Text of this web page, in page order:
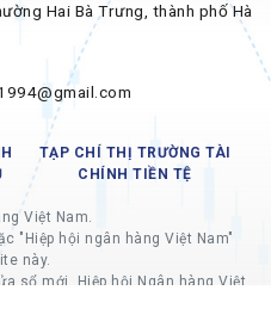
Hai Bà Trưng, thành phố Hà
TẠP CHÍ THỊ TRƯỜNG TÀI
CHÍNH TIỀN TỆ
Việt Nam.
"Hiệp hội ngân hàng Việt Nam"
này.
sổ mới, Hiệp hội Ngân hàng Việt